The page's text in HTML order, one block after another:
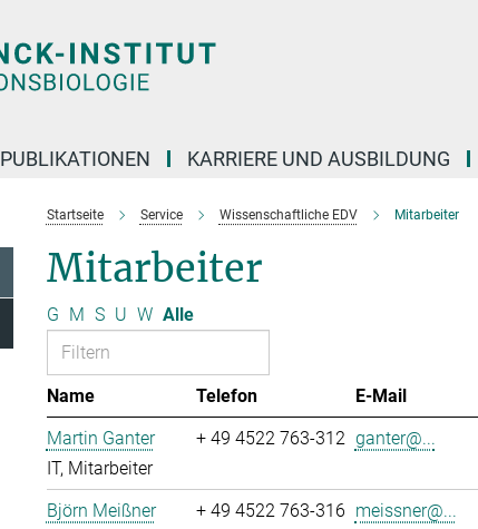
PUBLIKATIONEN KARRIERE UND AUSBILDUNG
Startseite Service Wissenschaftliche EDV Mitarbeiter
Mitarbeiter
G M S U W Alle
Name Telefon E-Mail
Martin Ganter
IT, Mitarbeiter
+ 49 4522 763-312 ganter@...
Björn Meißner
+ 49 4522 763-316 meissner@...